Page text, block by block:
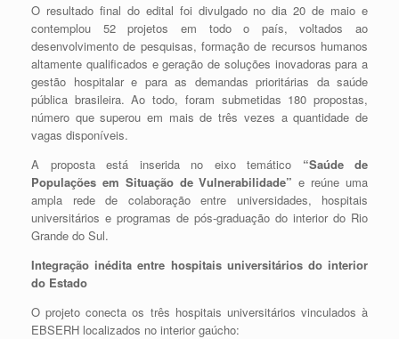
O resultado final do edital foi divulgado no dia 20 de maio e
contemplou 52 projetos em todo o país, voltados ao
desenvolvimento de pesquisas, formação de recursos humanos
altamente qualificados e geração de soluções inovadoras para a
gestão hospitalar e para as demandas prioritárias da saúde
pública brasileira. Ao todo, foram submetidas 180 propostas,
número que superou em mais de três vezes a quantidade de
vagas disponíveis.
A proposta está inserida no eixo temático “Saúde de
Populações em Situação de Vulnerabilidade” e reúne uma
ampla rede de colaboração entre universidades, hospitais
universitários e programas de pós-graduação do interior do Rio
Grande do Sul.
Integração inédita entre hospitais universitários do interior
do Estado
O projeto conecta os três hospitais universitários vinculados à
EBSERH localizados no interior gaúcho: